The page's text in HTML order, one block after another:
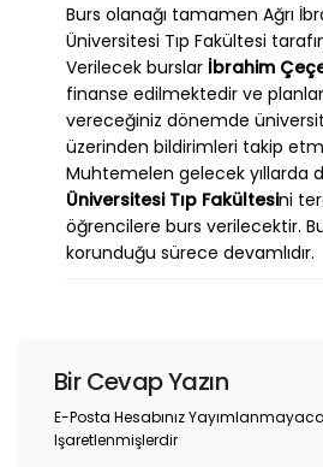
Burs olanağı tamamen Ağrı
Üniversitesi Tıp Fakültesi
Verilecek burslar İbrahim
finanse edilmektedir ve
vereceğiniz dönemde
üzerinden bildirimleri takip
Muhtemelen gelecek yıllarda
Üniversitesi Tıp Fakültesini
öğrencilere burs verilecektir.
korunduğu sürece devamlıdır.
Bir Cevap Yazın
E-Posta Hesabınız
Işaretlenmişlerdir